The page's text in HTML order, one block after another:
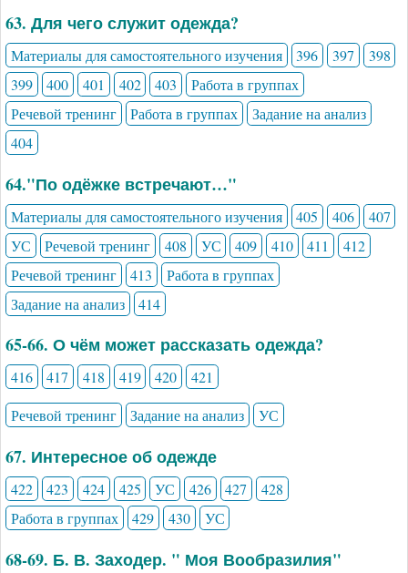
63. Для чего служит одежда?
Материалы для самостоятельного изучения 396 397
398
399
400 401 402 403
Работа в группах
Речевой тренинг
Работа в группах
Задание на анализ
404
64."По одёжке встречают…"
Материалы для самостоятельного изучения 405 406
407
УС
Речевой тренинг 408 УС 409 410 411
412
Речевой тренинг
413
Работа в группах
Задание на анализ
414
65-66. О чём может рассказать одежда?
416 417 418 419 420
421
Речевой тренинг
Задание на анализ УС
67. Интересное об одежде
422 423 424 425 УС 426 427
428
Работа в группах
429 430 УС
68-69. Б. В. Заходер. " Моя Вообразилия"